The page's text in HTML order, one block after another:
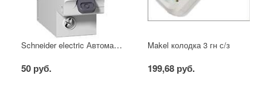
Schneider electric Автоматический выключатель 1/40А
50 руб.
Makel колодка 3 гн с/з
199,68 руб.